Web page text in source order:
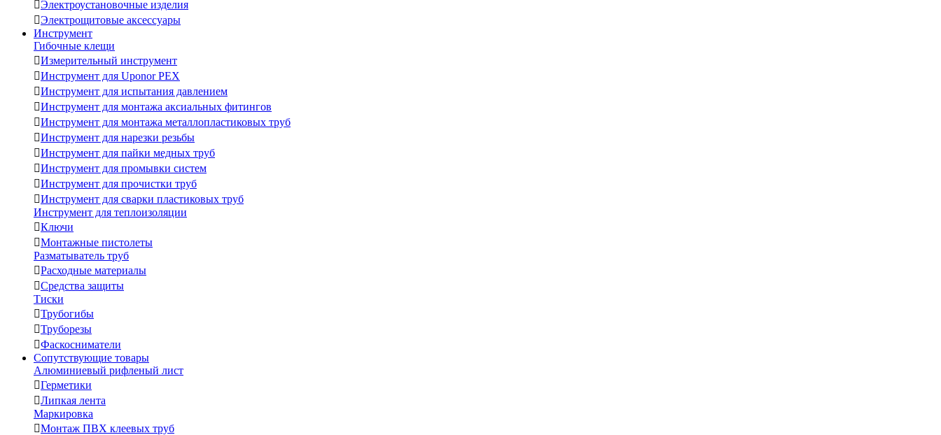
Электроустановочные изделия
Электрощитовые аксессуары
Инструмент
Гибочные клещи
Измерительный инструмент
Инструмент для Uponor PEX
Инструмент для испытания давлением
Инструмент для монтажа аксиальных фитингов
Инструмент для монтажа металлопластиковых труб
Инструмент для нарезки резьбы
Инструмент для пайки медных труб
Инструмент для промывки систем
Инструмент для прочистки труб
Инструмент для сварки пластиковых труб
Инструмент для теплоизоляции
Ключи
Монтажные пистолеты
Разматыватель труб
Расходные материалы
Средства защиты
Тиски
Трубогибы
Труборезы
Фаскосниматели
Сопутствующие товары
Алюминиевый рифленый лист
Герметики
Липкая лента
Маркировка
Монтаж ПВХ клеевых труб